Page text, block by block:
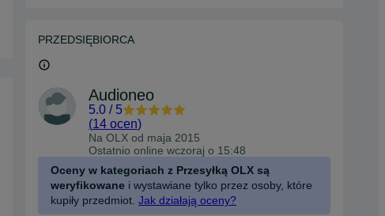
PRZEDSIĘBIORCA
Audioneo
5.0 / 5
(14 ocen)
Na OLX od maja 2015
Ostatnio online wczoraj o 15:48
Oceny w kategoriach z Przesyłką OLX są
weryfikowane i wystawiane tylko przez osoby, które
kupiły przedmiot. Jak działają oceny?